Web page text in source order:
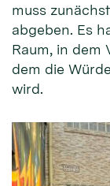
muss
abgeben. Es
Raum, in dem
dem die
wird.